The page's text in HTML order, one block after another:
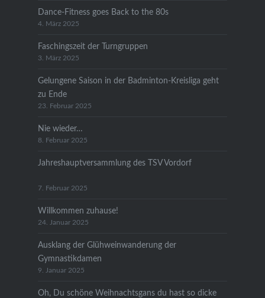
Dance-Fitness goes Back to the 80s
4. März 2025
Faschingszeit der Turngruppen
3. März 2025
Gelungene Saison in der Badminton-Kreisliga geht
zu Ende
23. Februar 2025
Nie wieder…
8. Februar 2025
Jahreshauptversammlung des TSV Vordorf
7. Februar 2025
Willkommen zuhause!
24. Januar 2025
Ausklang der Glühweinwanderung der
Gymnastikdamen
9. Januar 2025
Oh, Du schöne Weihnachtsgans du hast so dicke